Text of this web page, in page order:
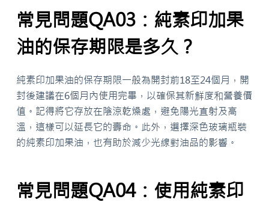
常見問題QA03：純素印加果
油的保存期限是多久？
純素印加果油的保存期限一般為開封前18至24個月，開
封後建議在6個月內使用完畢，以確保其新鮮度和營養價
值。記得將它存放在陰涼乾燥處，避免陽光直射及高
溫，這樣可以延長它的壽命。此外，選擇深色玻璃瓶裝
的純素印加果油，也有助於減少光線對油品的影響。
常見問題QA04：使用純素印